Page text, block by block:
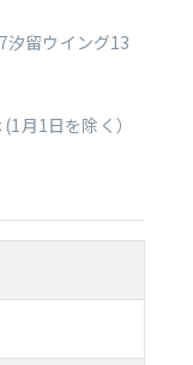
留ウイング13
月1日を除く）